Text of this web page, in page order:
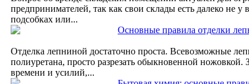
предпринимателей, так как свои склады есть далеко не у
подсобках или...
Основные правила отделки
Отделка лепниной достаточно проста. Всевозможные
полиуретана, просто разрезать обыкновенной ножовкой.
времени и усилий,...